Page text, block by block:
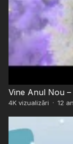
Vine Anul Nou
4Kvizualizări · 12